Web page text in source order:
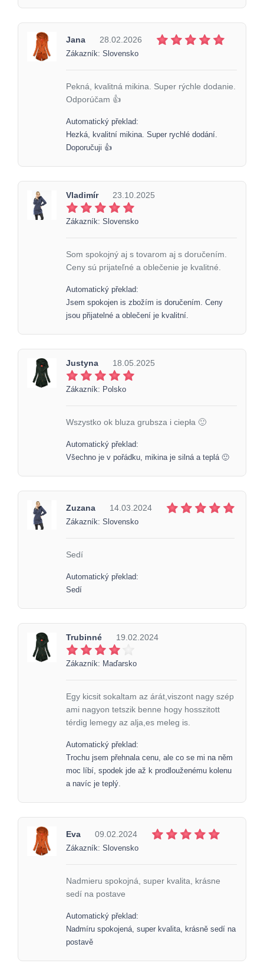
Jana 28.02.2026
Zákazník: Slovensko
Pekná, kvalitná mikina. Super rýchle dodanie.
Odporúčam 👍
Automatický překlad:
Hezká, kvalitní mikina. Super rychlé dodání.
Doporučuji 👍
Vladimír 23.10.2025
Zákazník: Slovensko
Som spokojný aj s tovarom aj s doručením.
Ceny sú prijateľné a oblečenie je kvalitné.
Automatický překlad:
Jsem spokojen is zbožím is doručením. Ceny
jsou přijatelné a oblečení je kvalitní.
Justyna 18.05.2025
Zákazník: Polsko
Wszystko ok bluza grubsza i ciepła 🙂
Automatický překlad:
Všechno je v pořádku, mikina je silná a teplá 🙂
Zuzana 14.03.2024
Zákazník: Slovensko
Sedí
Automatický překlad:
Sedí
Trubinné 19.02.2024
Zákazník: Maďarsko
Egy kicsit sokaltam az árát,viszont nagy szép
ami nagyon tetszik benne hogy hosszitott
térdig lemegy az alja,es meleg is.
Automatický překlad:
Trochu jsem přehnala cenu, ale co se mi na něm
moc líbí, spodek jde až k prodlouženému kolenu
a navíc je teplý.
Eva 09.02.2024
Zákazník: Slovensko
Nadmieru spokojná, super kvalita, krásne
sedí na postave
Automatický překlad:
Nadmíru spokojená, super kvalita, krásně sedí na
postavě